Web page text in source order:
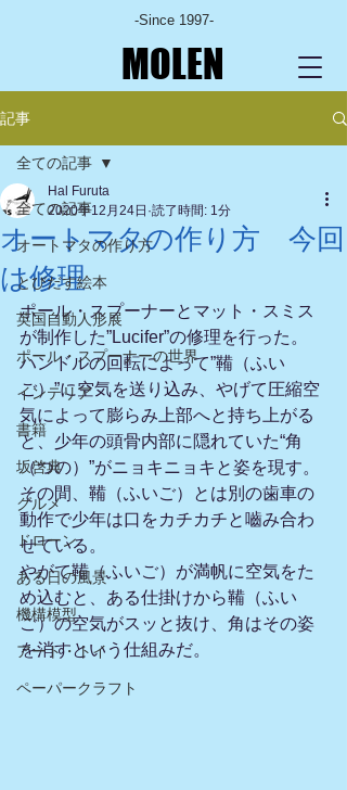
-Since 1997-
MOLEN
記事
全ての記事
オートマタの作り方
とびだす絵本
英国自動人形展
ポール・スプーナーの世界
インテリア
書籍
坂啓典
グルメ
ドローン
ある日の風景
機構模型
アート・トイ
ペーパークラフト
全ての記事
オートマタの作り方 今回
は修理
Hal Furuta
2020年12月24日 読了時間: 1分
ポール・スプーナーとマット・スミス
が制作した”Lucifer”の修理を行った。
ハンドルの回転によって”鞴（ふい
ご）”に空気を送り込み、やげて圧縮空
気によって膨らみ上部へと持ち上がる
と、少年の頭骨内部に隠れていた“角
（つの）”がニョキニョキと姿を現す。
その間、鞴（ふいご）とは別の歯車の
動作で少年は口をカチカチと嚙み合わ
せている。
やがて鞴（ふいご）が満帆に空気をた
め込むと、ある仕掛けから鞴（ふい
ご）の空気がスッと抜け、角はその姿
を消すという仕組みだ。